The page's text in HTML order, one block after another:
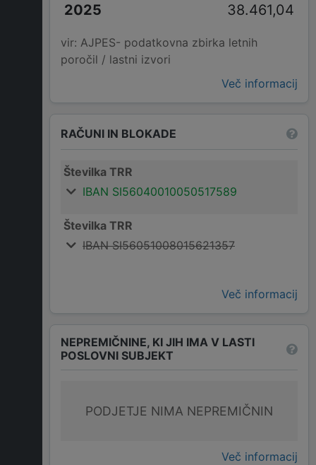
38.461,04
vir: AJPES- podatkovna zbirka letnih
poročil / lastni izvori
Več informacij
RAČUNI IN BLOKADE
Številka TRR
IBAN SI56040010050517589
Številka TRR
IBAN SI56051008015621357
Več informacij
NEPREMIČNINE, KI JIH IMA V LASTI
POSLOVNI SUBJEKT
PODJETJE NIMA NEPREMIČNIN
Več informacij